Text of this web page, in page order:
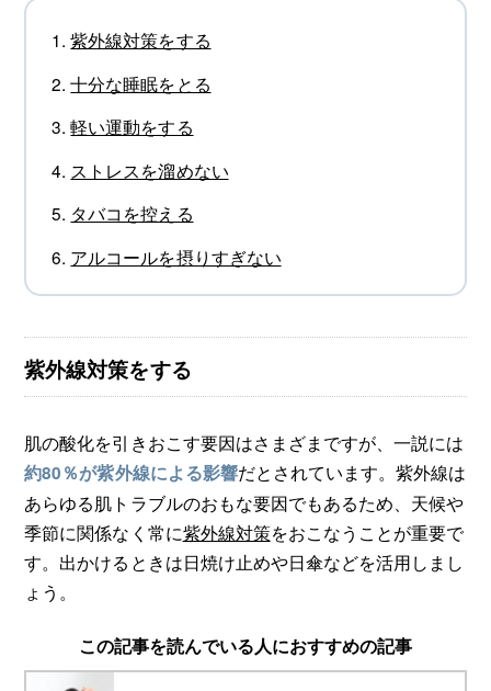
紫外線対策をする
十分な睡眠をとる
軽い運動をする
ストレスを溜めない
タバコを控える
アルコールを摂りすぎない
紫外線対策をする
肌の酸化を引きおこす要因はさまざまですが、一説には
約80％が紫外線による影響だとされています。紫外線は
あらゆる肌トラブルのおもな要因でもあるため、天候や
季節に関係なく常に紫外線対策をおこなうことが重要で
す。出かけるときは日焼け止めや日傘などを活用しまし
ょう。
この記事を読んでいる人におすすめの記事